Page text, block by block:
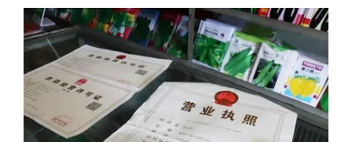
首先要明确的是，路边的绿化芒和我们平时吃的芒果不是一个品
种！ 绿化带种植的芒果树是绿化植物，比较抗风，其
树枝叶茂盛能够更好地为市民遮挡烈日，果挂枝头也同样是城市
园林景观的...